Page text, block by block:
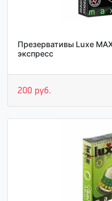
Презервативы Luxe
экспресс
200 руб.